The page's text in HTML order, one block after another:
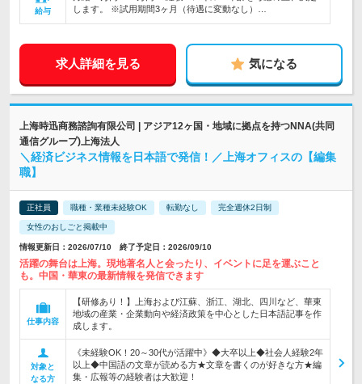
給与
します。 ※試用期間3ヶ月（待遇に変動なし）…
求人詳細を見る 気になる
上海時迅商務諮詢有限公司 | アジア12ヶ国・地域に拠点を持つNNA(共同
通信グループ)上海法人
＼経済ビジネス情報を日本語で発信！／上海オフィスの【編集
職】
正社員 職種・業種未経験OK 転勤なし 完全週休2日制
女性のおしごと掲載中
情報更新日：2026/07/10 終了予定日：2026/09/10
活躍の舞台は上海。現地著名人と会ったり、イベントに足を運ぶこと
も。中国・華東の最新情報を発信できます
仕事内容
【研修あり！】上海および江蘇、浙江、湖北、四川など、華東
地域の産業・企業動向や経済政策を中心とした日本語記事を作
成します。
対象と
なる方
《未経験OK！20～30代が活躍中》◆大卒以上◆社会人経験2年
以上◆中国語の文章が読める方★文章を書くのが好きな方★編
集・広報等の経験者は大歓迎！